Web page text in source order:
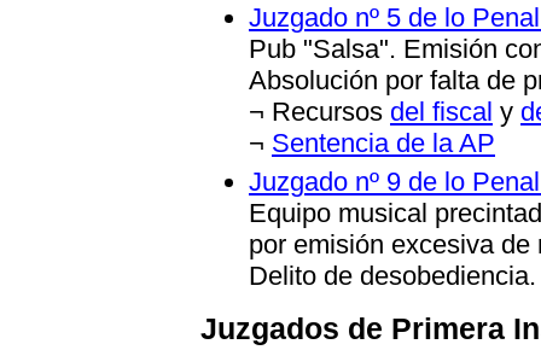
Juzgado nº 5 de lo
Pub "Salsa". Emisión
Absolución por falta de
¬ Recursos del fiscal y
¬ Sentencia de la AP
Juzgado nº 9 de lo
Equipo musical
por emisión excesiva
Delito de
Juzgados de Primera